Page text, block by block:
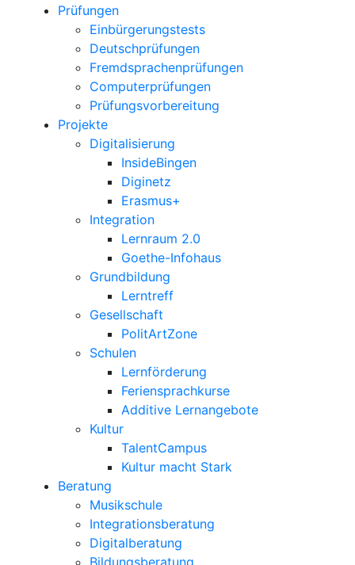
Prüfungen
Einbürgerungstests
Deutschprüfungen
Fremdsprachenprüfungen
Computerprüfungen
Prüfungsvorbereitung
Projekte
Digitalisierung
InsideBingen
Diginetz
Erasmus+
Integration
Lernraum 2.0
Goethe-Infohaus
Grundbildung
Lerntreff
Gesellschaft
PolitArtZone
Schulen
Lernförderung
Feriensprachkurse
Additive Lernangebote
Kultur
TalentCampus
Kultur macht Stark
Beratung
Musikschule
Integrationsberatung
Digitalberatung
Bildungsberatung